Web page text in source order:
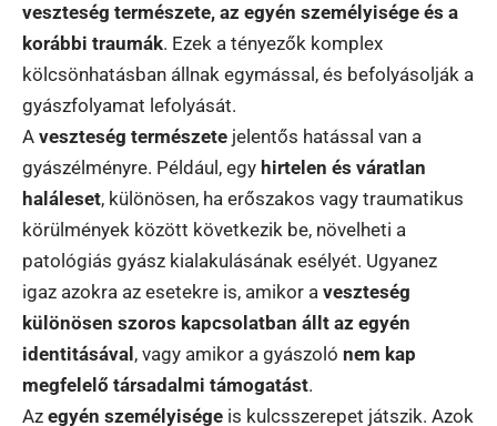
veszteség természete, az egyén személyisége és a
korábbi traumák. Ezek a tényezők komplex
kölcsönhatásban állnak egymással, és befolyásolják a
gyászfolyamat lefolyását.
A veszteség természete jelentős hatással van a
gyászélményre. Például, egy hirtelen és váratlan
haláleset, különösen, ha erőszakos vagy traumatikus
körülmények között következik be, növelheti a
patológiás gyász kialakulásának esélyét. Ugyanez
igaz azokra az esetekre is, amikor a veszteség
különösen szoros kapcsolatban állt az egyén
identitásával , vagy amikor a gyászoló nem kap
megfelelő társadalmi támogatást.
Az egyén személyisége is kulcsszerepet játszik. Azok